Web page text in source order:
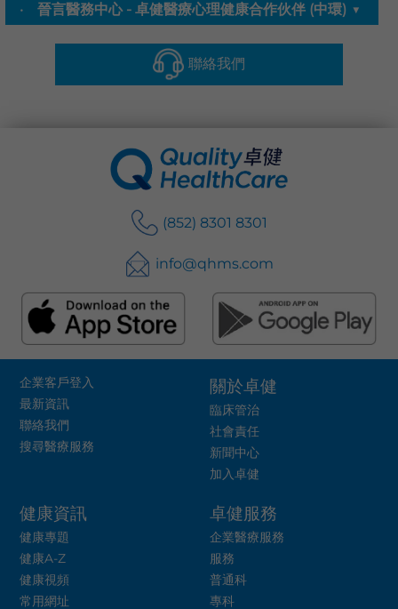
晉言醫務中心 - 卓健醫療心理健康合作伙伴 (中環) ▼
聯絡我們
(852) 8301 8301
info@qhms.com
企業客戶登入
最新資訊
聯絡我們
搜尋醫療服務
關於卓健
臨床管治
社會責任
新聞中心
加入卓健
健康資訊
健康專題
健康A-Z
健康視頻
常用網址
卓健服務
企業醫療服務
服務
普通科
專科